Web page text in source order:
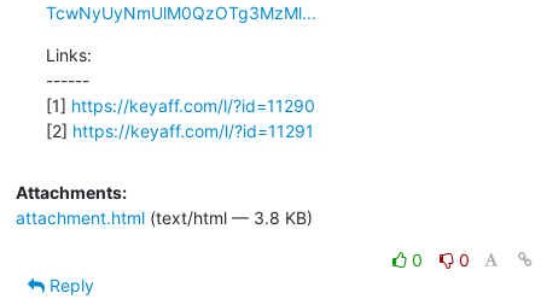
TcwNyUyNmUlM0QzOTg3MzMl...
Links:
------
[1] https://keyaff.com/l/?id=11290
[2] https://keyaff.com/l/?id=11291
Attachments:
attachment.html(text/html — 3.8 KB)
0
0
Reply